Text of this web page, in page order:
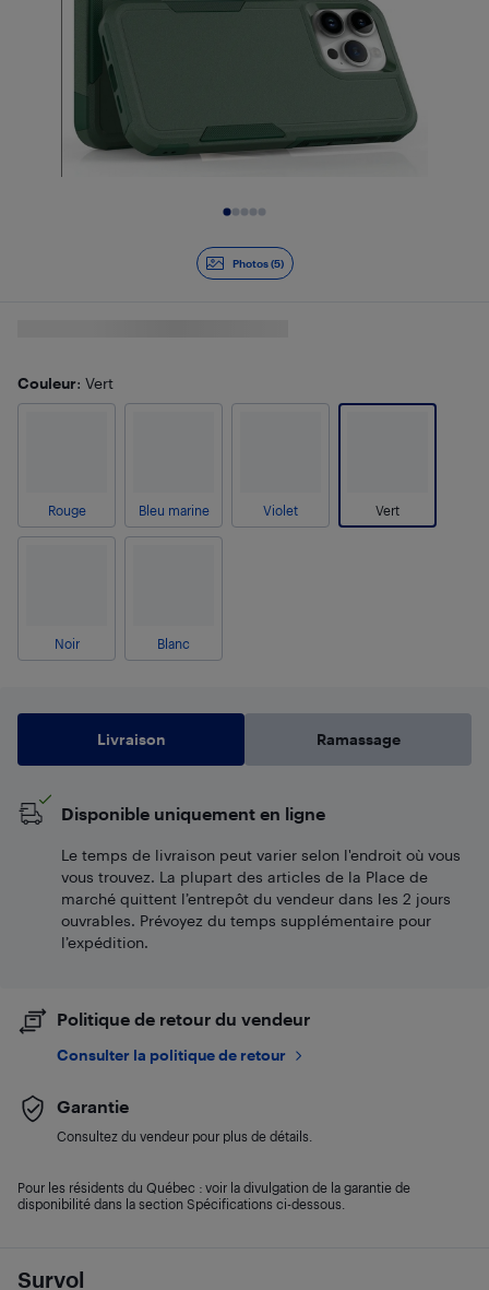
Photos (5)
Survol
Couleur: Vert
Rouge Bleu marine Violet Vert
Noir Blanc
Livraison Ramassage
Disponible uniquement en ligne
Le temps de livraison peut varier selon l'endroit où vous
vous trouvez. La plupart des articles de la Place de
marché quittent l’entrepôt du vendeur dans les 2 jours
ouvrables. Prévoyez du temps supplémentaire pour
l’expédition.
Politique de retour du vendeur
Consulter la politique de retour
Garantie
Consultez du vendeur pour plus de détails.
Pour les résidents du Québec : voir la divulgation de la garantie de
disponibilité dans la section Spécifications ci-dessous.